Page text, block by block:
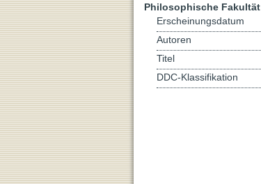
Philosophische Fakultät
Erscheinungsdatum
Autoren
Titel
DDC-Klassifikation